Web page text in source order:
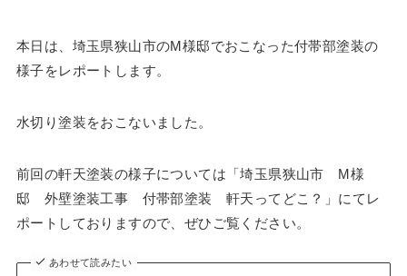
本日は、埼玉県狭山市のM様邸でおこなった付帯部塗装の
様子をレポートします。
水切り塗装をおこないました。
前回の軒天塗装の様子については「埼玉県狭山市 M様
邸 外壁塗装工事 付帯部塗装 軒天ってどこ？」にてレ
ポートしておりますので、ぜひご覧ください。
あわせて読みたい